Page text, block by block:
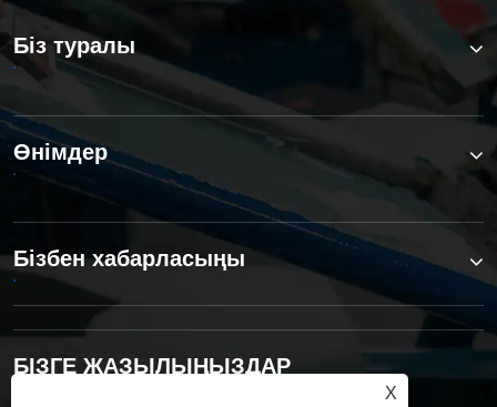
Біз туралы
Өнімдер
Бізбен хабарласыңы
БІЗГЕ ЖАЗЫЛЫҢЫЗДАР
X